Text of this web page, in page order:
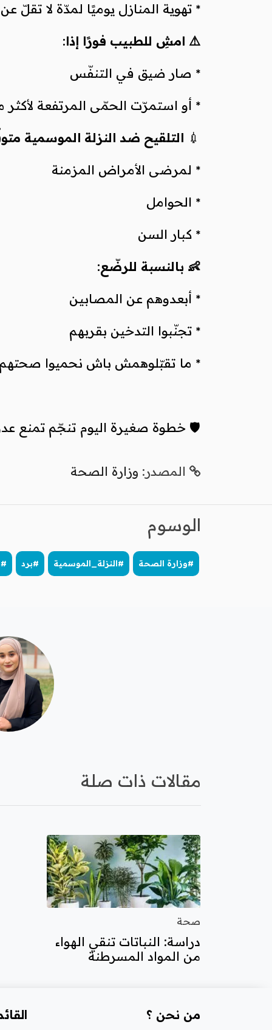
* تهوية المنازل يوميًا لمدّة لا
⚠️ امشِ للطبيب فورًا إذا:
* صار ضيق في التنفّس
* أو استمرّت الحمّى المرتفعة لأكثر من 3
💉 التلقيح ضد النزلة الموسمية
* لمرضى الأمراض المزمنة
* الحوامل
* كبار السن
👶 بالنسبة للرضّع:
* أبعدوهم عن المصابين
* تجنّبوا التدخين بقربهم
* ما تقبّلوهمش باش نحميوا صحتهم
🛡️ خطوة صغيرة اليوم تنجّم تمنع
المصدر: وزارة الصحة
الوسوم
#وزارة الصحة #النزلة_الموسمية #برد
مقالات ذات صلة
صحة
دراسة: النباتات تنقي الهواء
من المواد المسرطنة
من نحن ؟